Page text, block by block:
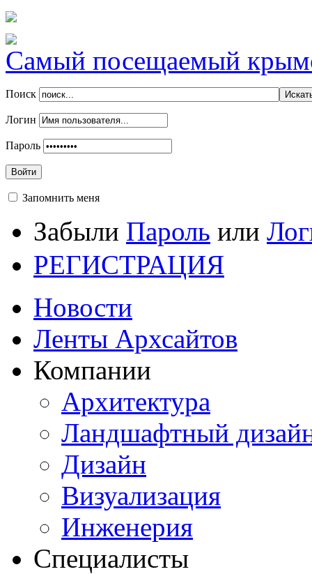
Самый посещаемый
Поиск
Логин
Пароль
Войти
Запомнить меня
Забыли Пароль или
РЕГИСТРАЦИЯ
Новости
Ленты Архсайтов
Компании
Архитектура
Ландшафтный
Дизайн
Визуализация
Инженерия
Специалисты